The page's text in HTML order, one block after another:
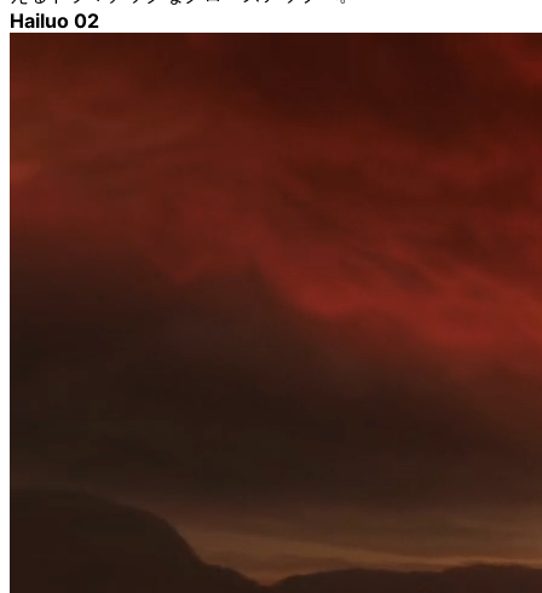
Hailuo 02